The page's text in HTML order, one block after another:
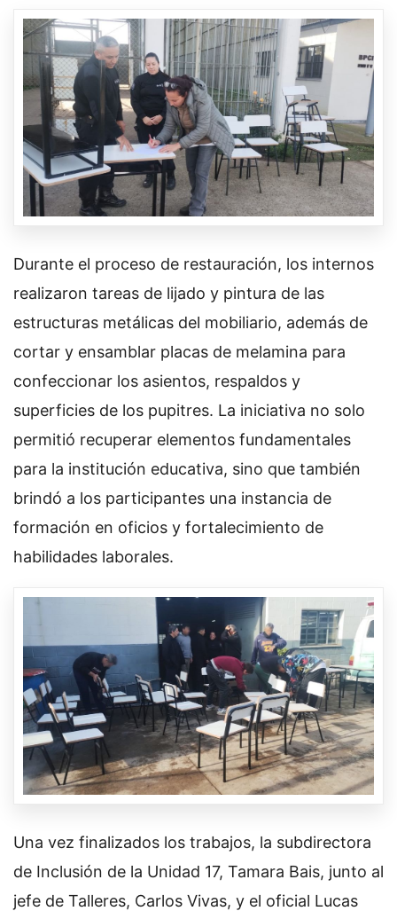
Durante el proceso de restauración, los internos
realizaron tareas de lijado y pintura de las
estructuras metálicas del mobiliario, además de
cortar y ensamblar placas de melamina para
confeccionar los asientos, respaldos y
superficies de los pupitres. La iniciativa no solo
permitió recuperar elementos fundamentales
para la institución educativa, sino que también
brindó a los participantes una instancia de
formación en oficios y fortalecimiento de
habilidades laborales.
Una vez finalizados los trabajos, la subdirectora
de Inclusión de la Unidad 17, Tamara Bais, junto al
jefe de Talleres, Carlos Vivas, y el oficial Lucas